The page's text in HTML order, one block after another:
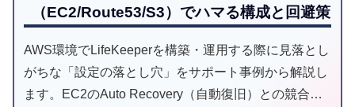
（EC2/Route53/S3）でハマる構成と回避策
AWS環境でLifeKeeperを構築・運用する際に見落とし
がちな「設定の落とし穴」をサポート事例から解説し
ます。EC2のAuto Recovery（自動復旧）との競合に